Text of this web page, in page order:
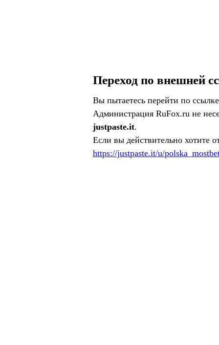
Переход по внешней
Вы пытаетесь перейти по
Администрация RuFox.ru не
justpaste.it.
Если вы действительно хотите
https://justpaste.it/u/